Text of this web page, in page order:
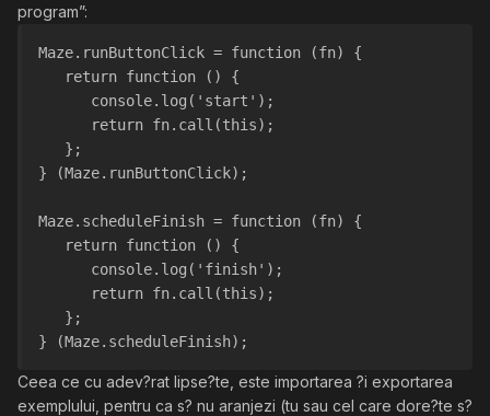
program”:
Maze.runButtonClick = function (fn) {
   return function () {
      console.log('start');
      return fn.call(this);
   };
} (Maze.runButtonClick);
Maze.scheduleFinish = function (fn) {
   return function () {
      console.log('finish');
      return fn.call(this);
   };
} (Maze.scheduleFinish);
Ceea ce cu adev?rat lipse?te, este importarea ?i exportarea
exemplului, pentru ca s? nu aranjezi (tu sau cel care dore?te s?